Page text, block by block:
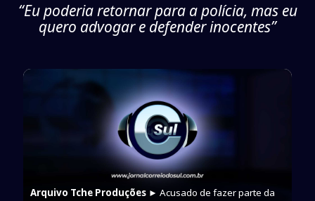
“Eu poderia retornar para a polícia, mas eu
quero advogar e defender inocentes”
Arquivo Tche Produções► Acusado de fazer parte da